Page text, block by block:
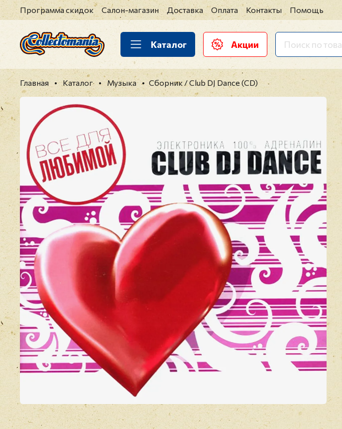
Программа скидок Салон-магазин Доставка Оплата Контакты Помощь
Каталог Акции
Главная Каталог Музыка Сборник / Club DJ Dance (CD)